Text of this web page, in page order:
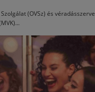
(OVSz) és